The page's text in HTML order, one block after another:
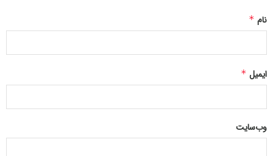
نام*
ایمیل*
وب‌سایت